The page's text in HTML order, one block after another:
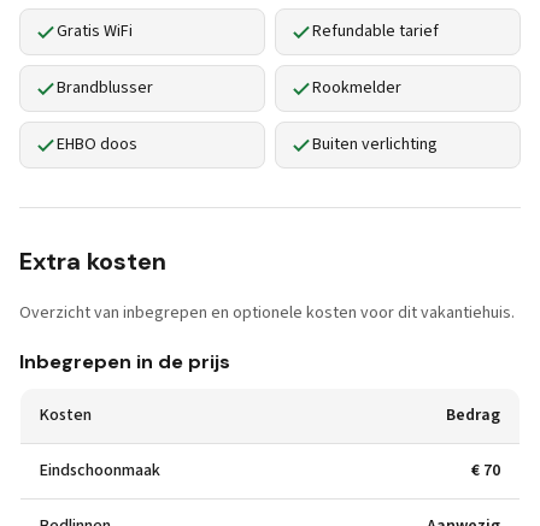
Gratis WiFi Refundable tarief
Brandblusser Rookmelder
EHBO doos Buiten verlichting
Extra kosten
Overzicht van inbegrepen en optionele kosten voor dit vakantiehuis.
Inbegrepen in de prijs
Kosten Bedrag
Eindschoonmaak € 70